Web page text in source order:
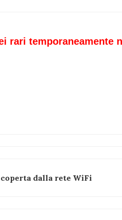
rari temporaneamente
dalla rete WiFi